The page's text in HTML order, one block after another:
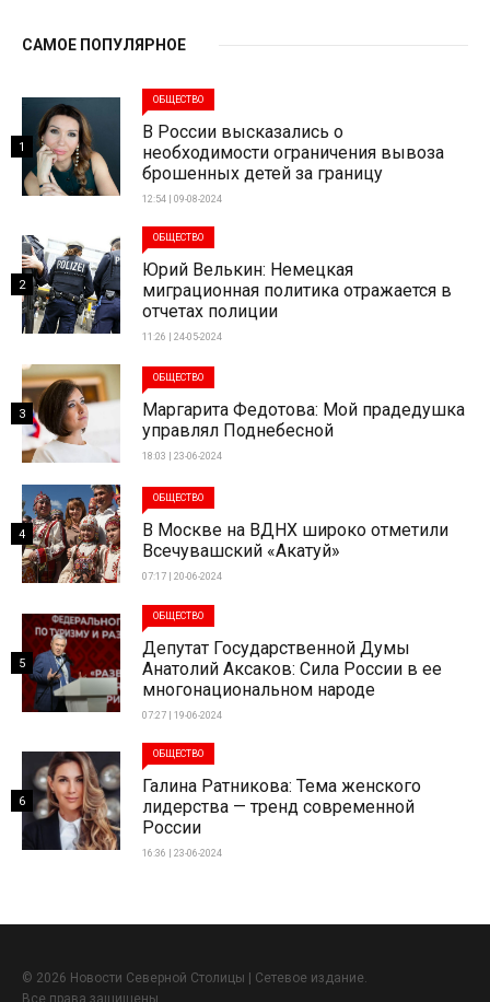
САМОЕ ПОПУЛЯРНОЕ
ОБЩЕСТВО
В России высказались о
необходимости ограничения вывоза
брошенных детей за границу
12:54 | 09-08-2024
1
ОБЩЕСТВО
Юрий Велькин: Немецкая
миграционная политика отражается в
отчетах полиции
11:26 | 24-05-2024
2
ОБЩЕСТВО
Маргарита Федотова: Мой прадедушка
управлял Поднебесной
18:03 | 23-06-2024
3
ОБЩЕСТВО
В Москве на ВДНХ широко отметили
Всечувашский «Акатуй»
07:17 | 20-06-2024
4
ОБЩЕСТВО
Депутат Государственной Думы
Анатолий Аксаков: Сила России в ее
многонациональном народе
07:27 | 19-06-2024
5
ОБЩЕСТВО
Галина Ратникова: Тема женского
лидерства — тренд современной
России
16:36 | 23-06-2024
6
© 2026 Новости Северной Столицы | Сетевое издание.
Все права защищены.